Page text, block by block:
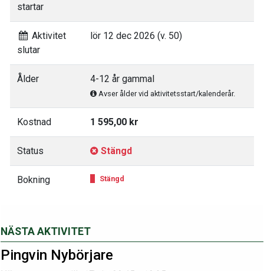
NÄSTA AKTIVITET
Pingvin Nybörjare
startar
Aktivitet
slutar
lör 12 dec 2026 (v. 50)
Ålder 4-12 år gammal
Avser ålder vid aktivitetsstart/kalenderår.
Kostnad 1 595,00 kr
Status Stängd
Bokning Stängd